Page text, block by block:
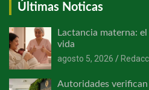
Últimas Noticas
Lactancia materna:
vida
agosto 5, 2026
Autoridades